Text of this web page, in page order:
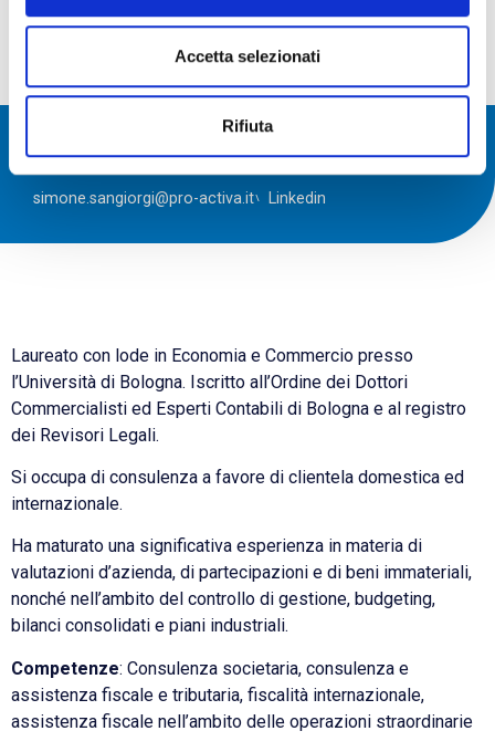
Accetta selezionati
Rifiuta
\ Simone Sangiorgi
simone.sangiorgi@pro-activa.it Linkedin
Laureato con lode in Economia e Commercio presso
l’Università di Bologna. Iscritto all’Ordine dei Dottori
Commercialisti ed Esperti Contabili di Bologna e al registro
dei Revisori Legali.
Si occupa di consulenza a favore di clientela domestica ed
internazionale.
Ha maturato una significativa esperienza in materia di
valutazioni d’azienda, di partecipazioni e di beni immateriali,
nonché nell’ambito del controllo di gestione, budgeting,
bilanci consolidati e piani industriali.
Competenze: Consulenza societaria, consulenza e
assistenza fiscale e tributaria, fiscalità internazionale,
assistenza fiscale nell’ambito delle operazioni straordinarie